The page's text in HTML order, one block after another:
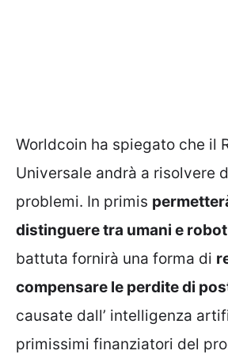
Worldcoin ha spiegato che il
Universale andrà a risolvere
problemi. In primis
distinguere tra umani e robot
battuta fornirà una forma di
compensare le perdite di
causate dall’ intelligenza
primissimi finanziatori del